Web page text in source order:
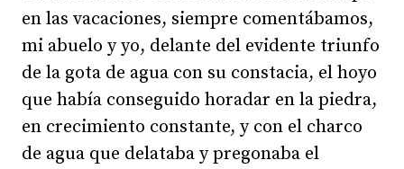
en las vacaciones, siempre comentábamos,
mi abuelo y yo, delante del evidente triunfo
de la gota de agua con su constacia, el hoyo
que había conseguido horadar en la piedra,
en crecimiento constante, y con el charco
de agua que delataba y pregonaba el